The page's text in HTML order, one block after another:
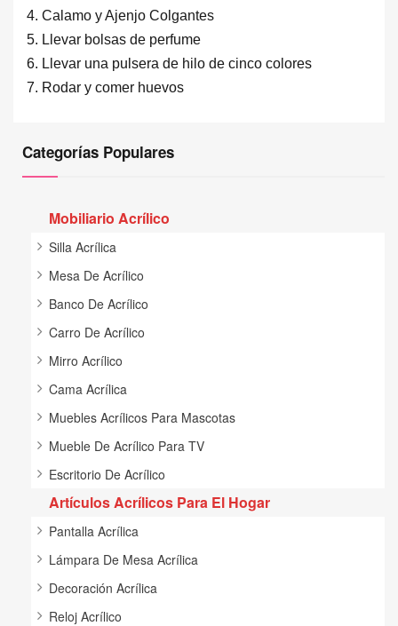
4. Calamo y Ajenjo Colgantes
5. Llevar bolsas de perfume
6. Llevar una pulsera de hilo de cinco colores
7. Rodar y comer huevos
Categorías Populares
Mobiliario Acrílico
Silla Acrílica
Mesa De Acrílico
Banco De Acrílico
Carro De Acrílico
Mirro Acrílico
Cama Acrílica
Muebles Acrílicos Para Mascotas
Mueble De Acrílico Para TV
Escritorio De Acrílico
Artículos Acrílicos Para El Hogar
Pantalla Acrílica
Lámpara De Mesa Acrílica
Decoración Acrílica
Reloj Acrílico